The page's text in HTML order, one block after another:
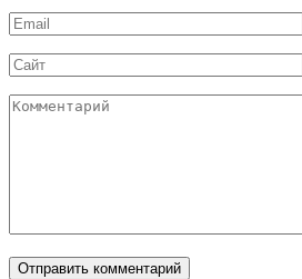
Email
*
Сайт
Комментарий